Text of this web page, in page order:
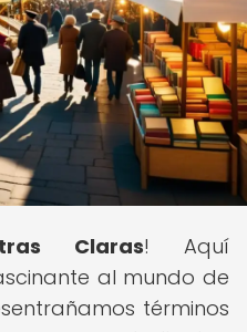
Claras! Aquí
al mundo de
términos